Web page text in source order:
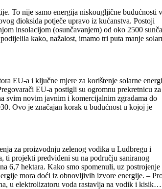
To nije samo energija niskougljične budućnosti
dioksida potječe upravo iz kućanstva. Postoji
insolacijom (osunčavanjem) od oko 2500
kako, nažalost, imamo tri puta manje
EU-a i ključne mjere za korištenje solarne
EU-a postigli su ogromnu prekretnicu za
svim novim javnim i komercijalnim zgradama do
Ovo je značajan korak u budućnost u kojoj je
za proizvodnju zelenog vodika u Ludbregu i
ti projekti predviđeni su na području saniranog
6,7 hektara. Kako smo spomenuli, uz postrojenje
mora doći iz obnovljivih izvore energije. –
u elektrolizatoru voda rastavlja na vodik i kisik…